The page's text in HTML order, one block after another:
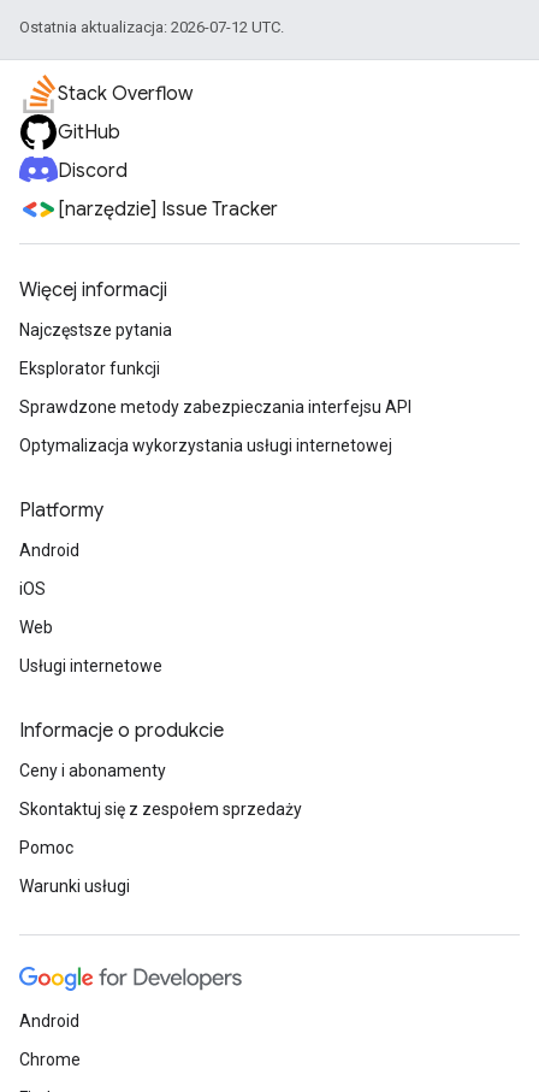
Ostatnia aktualizacja: 2026-07-12 UTC.
Stack Overflow
GitHub
Discord
[narzędzie] Issue Tracker
Więcej informacji
Najczęstsze pytania
Eksplorator funkcji
Sprawdzone metody zabezpieczania interfejsu API
Optymalizacja wykorzystania usługi internetowej
Platformy
Android
iOS
Web
Usługi internetowe
Informacje o produkcie
Ceny i abonamenty
Skontaktuj się z zespołem sprzedaży
Pomoc
Warunki usługi
Android
Chrome